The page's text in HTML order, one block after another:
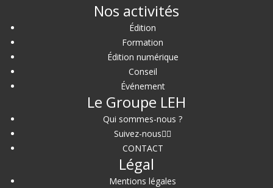
Nos activités
Édition
Formation
Édition numérique
Conseil
Événement
Le Groupe LEH
Qui sommes-nous ?
Suivez-nous
CONTACT
Légal
Mentions légales